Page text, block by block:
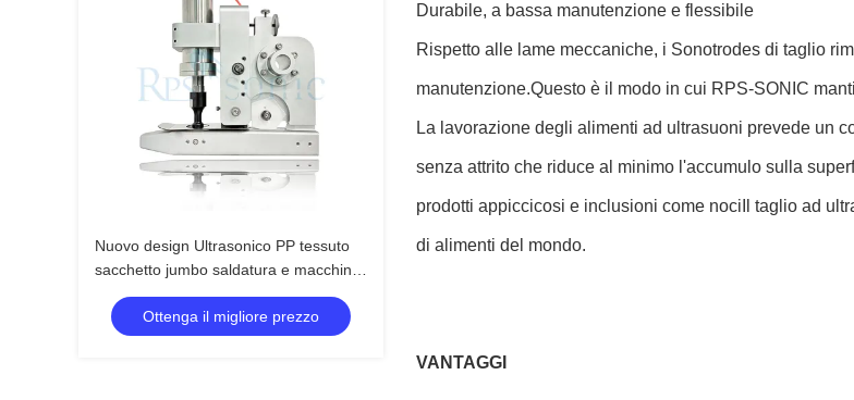
Nuovo design Ultrasonico PP tessuto
sacchetto jumbo saldatura e macchina
di taglio con corno da 20 mm
Ottenga il migliore prezzo
Durabile, a bassa manutenzione e flessibile
Rispetto alle lame meccaniche, i Sonotrodes di taglio
manutenzione.Questo è il modo in cui RPS-SONIC
La lavorazione degli alimenti ad ultrasuoni prevede un
senza attrito che riduce al minimo l'accumulo sulla
prodotti appiccicosi e inclusioni come nociIl taglio ad
di alimenti del mondo.
VANTAGGI